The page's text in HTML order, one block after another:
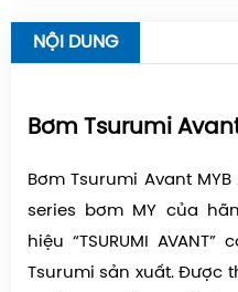
NỘI DUNG
Bơm Tsurumi
Bơm Tsurumi Avant
series bơm MY của
hiệu “TSURUMI AVANT”
Tsurumi sản xuất. Được